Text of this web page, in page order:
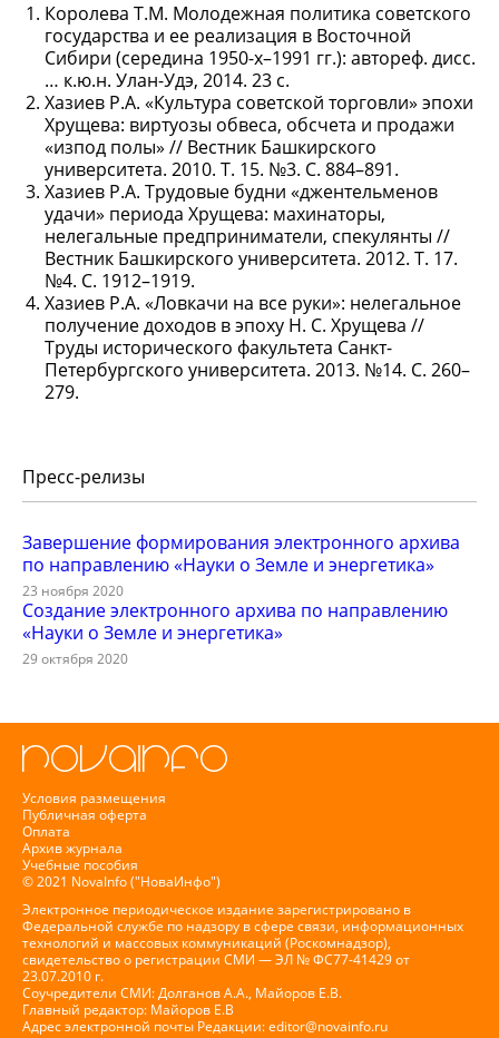
Королева Т.М. Молодежная политика советского
государства и ее реализация в Восточной
Сибири (середина 1950-х–1991 гг.): автореф. дисс.
… к.ю.н. Улан-Удэ, 2014. 23 с.
Хазиев Р.А. «Культура советской торговли» эпохи
Хрущева: виртуозы обвеса, обсчета и продажи
«изпод полы» // Вестник Башкирского
университета. 2010. Т. 15. №3. С. 884–891.
Хазиев Р.А. Трудовые будни «джентельменов
удачи» периода Хрущева: махинаторы,
нелегальные предприниматели, спекулянты //
Вестник Башкирского университета. 2012. Т. 17.
№4. С. 1912–1919.
Хазиев Р.А. «Ловкачи на все руки»: нелегальное
получение доходов в эпоху Н. С. Хрущева //
Труды исторического факультета Санкт-
Петербургского университета. 2013. №14. С. 260–
279.
Пресс-релизы
Завершение формирования электронного архива
по направлению «Науки о Земле и энергетика»
23 ноября 2020
Создание электронного архива по направлению
«Науки о Земле и энергетика»
29 октября 2020
Условия размещения
Публичная оферта
Оплата
Архив журнала
Учебные пособия
© 2021 NovaInfo ("НоваИнфо")
Электронное периодическое издание зарегистрировано в
Федеральной службе по надзору в сфере связи, информационных
технологий и массовых коммуникаций (Роскомнадзор),
свидетельство о регистрации СМИ — ЭЛ № ФС77-41429 от
23.07.2010 г.
Соучредители СМИ: Долганов А.А., Майоров Е.В.
Главный редактор: Майоров Е.В
Адрес электронной почты Редакции:editor@novainfo.ru